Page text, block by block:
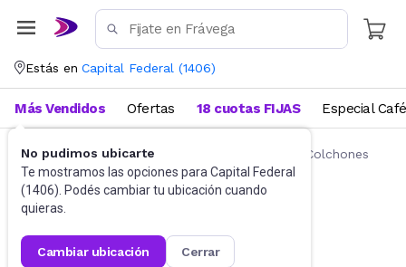
Estás en Capital Federal (1406)
No pudimos ubicarte
Te mostramos las opciones para Capital Federal
(1406). Podés cambiar tu ubicación cuando
quieras.
cambiar ubicación cerrar
Más Vendidos Ofertas 18 cuotas FIJAS Especial Café
Ropa de cama Fundas y Protectores para Colchones